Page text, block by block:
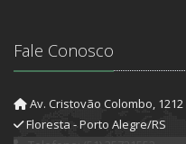
Fale Conosco
Av. Cristovão Colombo, 1212
Floresta - Porto Alegre/RS